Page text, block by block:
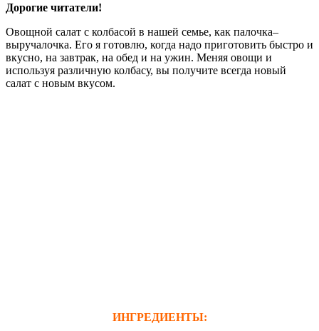
Дорогие читатели!
Овощной салат с колбасой в нашей семье, как палочка–
выручалочка. Его я готовлю, когда надо приготовить быстро и
вкусно, на завтрак, на обед и на ужин. Меняя овощи и
используя различную колбасу, вы получите всегда новый
салат с новым вкусом.
ИНГРЕДИЕНТЫ: